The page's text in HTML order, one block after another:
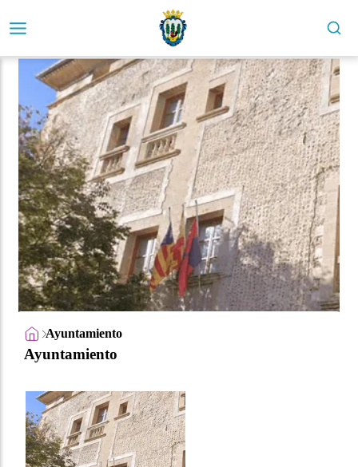
Ayuntamiento
Ayuntamiento